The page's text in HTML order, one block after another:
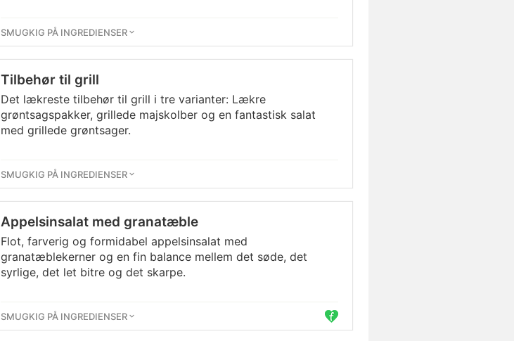
SMUGKIG PÅ INGREDIENSER
Tilbehør til grill
Det lækreste tilbehør til grill i tre varianter: Lækre
grøntsagspakker, grillede majskolber og en fantastisk salat
med grillede grøntsager.
SMUGKIG PÅ INGREDIENSER
Appelsinsalat med granatæble
Flot, farverig og formidabel appelsinsalat med
granatæblekerner og en fin balance mellem det søde, det
syrlige, det let bitre og det skarpe.
SMUGKIG PÅ INGREDIENSER